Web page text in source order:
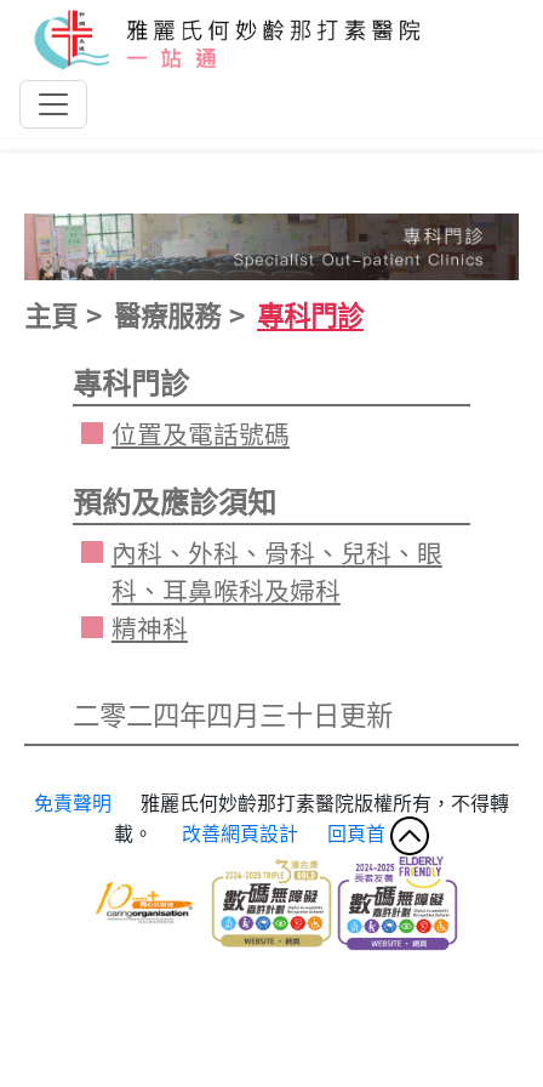
跳到主要內容
主頁 醫療服務 專科門診
專科門診
位置及電話號碼
預約及應診須知
內科、外科、骨科、兒科、眼
科、耳鼻喉科及婦科
精神科
二零二四年四月三十日更新
免責聲明 雅麗氏何妙齡那打素醫院版權所有，不得轉
載。 改善網頁設計 回頁首